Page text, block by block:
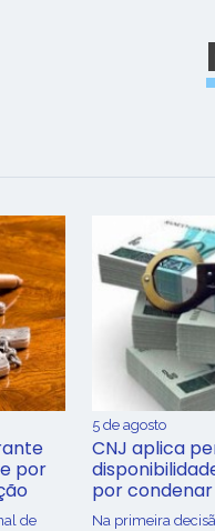
por
de
5 de agosto
CNJ aplica
por
Na primeira